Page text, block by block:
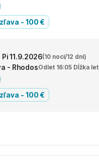
- 100 €
Pi 11.9.2026(10 nocí/12 dní)
- RhodosOdlet 16:05 Dĺžka
- 100 €